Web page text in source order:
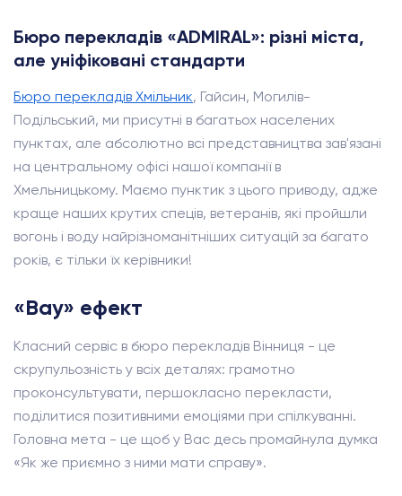
Бюро перекладів «ADMIRAL»: різні міста,
але уніфіковані стандарти
Бюро перекладів Хмільник, Гайсин, Могилів-
Подільський, ми присутні в багатьох населених
пунктах, але абсолютно всі представництва зав'язані
на центральному офісі нашої компанії в
Хмельницькому. Маємо пунктик з цього приводу, адже
краще наших крутих спеців, ветеранів, які пройшли
вогонь і воду найрізноманітніших ситуацій за багато
років, є тільки їх керівники!
«Вау» ефект
Класний сервіс в бюро перекладів Вінниця - це
скрупульозність у всіх деталях: грамотно
проконсультувати, першокласно перекласти,
поділитися позитивними емоціями при спілкуванні.
Головна мета - це щоб у Вас десь промайнула думка
«Як же приємно з ними мати справу».